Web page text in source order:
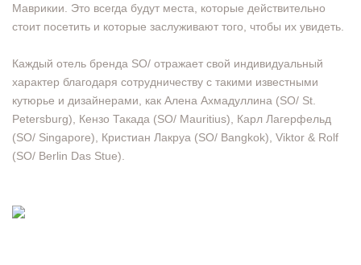
Маврикии. Это всегда будут места, которые действительно
стоит посетить и которые заслуживают того, чтобы их увидеть.
Каждый отель бренда SO/ отражает свой индивидуальный
характер благодаря сотрудничеству с такими известными
кутюрье и дизайнерами, как Алена Ахмадуллина (SO/ St.
Petersburg), Кензо Такада (SO/ Mauritius), Карл Лагерфельд
(SO/ Singapore), Кристиан Лакруа (SO/ Bangkok), Viktor & Rolf
(SO/ Berlin Das Stue).